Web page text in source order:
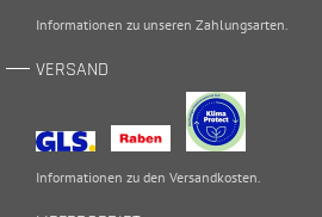
Informationen zu unseren Zahlungsarten.
VERSAND
Informationen zu den Versandkosten.